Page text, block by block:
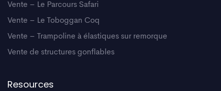
Vente – Le Parcours Safari
Vente – Le Toboggan Coq
Vente – Trampoline à élastiques sur remorque
Vente de structures gonflables
Resources